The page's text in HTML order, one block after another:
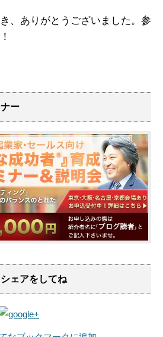
、ありがとうございました。参
ー
ェアをしてね